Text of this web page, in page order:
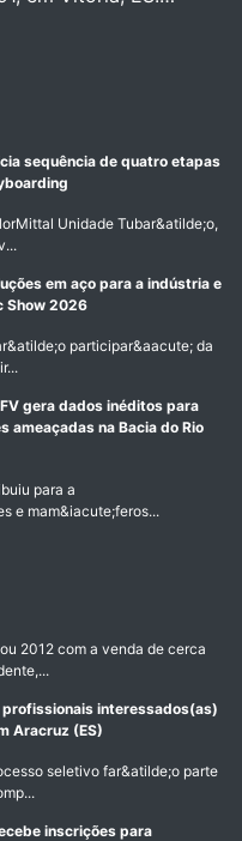
sequência de quatro etapas
Unidade Tubar&atilde;o,
em aço para a indústria e
Show 2026
participar&aacute; da
gera dados inéditos para
ameaçadas na Bacia do Rio
para a
e mam&iacute;feros...
2012 com a venda de cerca
interessados(as)
Aracruz (ES)
seletivo far&atilde;o parte
inscrições para